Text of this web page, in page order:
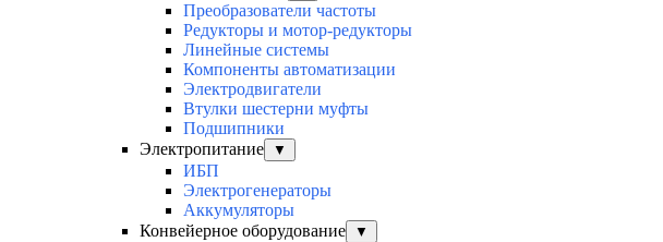
Преобразователи частоты
Редукторы и мотор-редукторы
Линейные системы
Компоненты автоматизации
Электродвигатели
Втулки шестерни муфты
Подшипники
Электропитание
▼
ИБП
Электрогенераторы
Аккумуляторы
Конвейерное оборудование
▼